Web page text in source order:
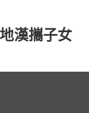
漢攜子女